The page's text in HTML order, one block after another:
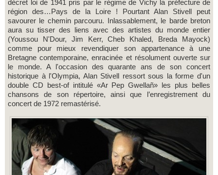
décret loi de 1941 pris par le régime de Vichy la préfecture de
région des…Pays de la Loire ! Pourtant Alan Stivell peut
savourer le chemin parcouru. Inlassablement, le barde breton
aura su tisser des liens avec des artistes du monde entier
(Youssou N'Dour, Jim Kerr, Cheb Khaled, Breda Mayock)
comme pour mieux revendiquer son appartenance à une
Bretagne contemporaine, enracinée et résolument ouverte sur
le monde. A l'occasion des quarante ans de son concert
historique à l'Olympia, Alan Stivell ressort sous la forme d'un
double CD best-of intitulé «Ar Pep Gwellañ» les plus belles
chansons de son répertoire, ainsi que l’enregistrement du
concert de 1972 remastérisé.